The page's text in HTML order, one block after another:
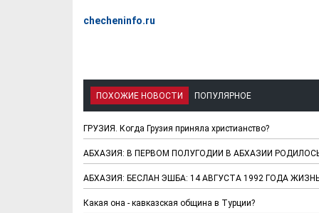
checheninfo.ru
ПОХОЖИЕ НОВОСТИ ПОПУЛЯРНОЕ
ГРУЗИЯ. Когда Грузия приняла христианство?
АБХАЗИЯ: В ПЕРВОМ ПОЛУГОДИИ В АБХАЗИИ
АБХАЗИЯ: БЕСЛАН ЭШБА: 14 АВГУСТА 1992 ГОДА
Какая она - кавказская община в Турции?
для Зелимхана (Отр.
из романа «1овда»)